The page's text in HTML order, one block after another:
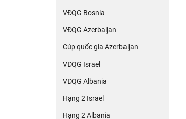
VĐQG Bosnia
VĐQG Azerbaijan
Cúp quốc gia Azerbaijan
VĐQG Israel
VĐQG Albania
Hạng 2 Israel
Hạng 2 Albania